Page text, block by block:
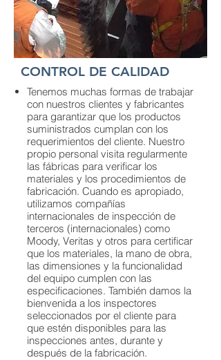
CONTROL DE CALIDAD
Tenemos muchas formas de trabajar
con nuestros clientes y fabricantes
para garantizar que los productos
suministrados cumplan con los
requerimientos del cliente. Nuestro
propio personal visita regularmente
las fábricas para verificar los
materiales y los procedimientos de
fabricación. Cuando es apropiado,
utilizamos compañías
internacionales de inspección de
terceros (internacionales) como
Moody, Veritas y otros para certificar
que los materiales, la mano de obra,
las dimensiones y la funcionalidad
del equipo cumplen con las
especificaciones. También damos la
bienvenida a los inspectores
seleccionados por el cliente para
que estén disponibles para las
inspecciones antes, durante y
después de la fabricación.